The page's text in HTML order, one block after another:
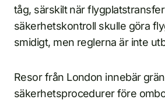
tåg, särskilt när
säkerhetskontroll skulle göra
smidigt, men reglerna är inte
Resor från London innebär
säkerhetsprocedurer före